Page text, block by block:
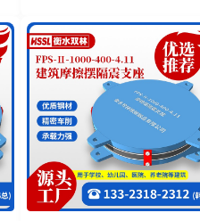
家 摩擦摆隔震支座FPSII-
8000-300-3.48生产厂家